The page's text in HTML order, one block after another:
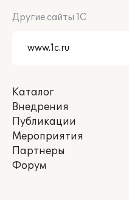
Другие сайты 1С
Каталог
Внедрения
Публикации
Мероприятия
Партнеры
Форум